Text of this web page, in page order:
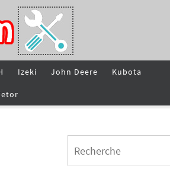
Izeki John Deere Kubota